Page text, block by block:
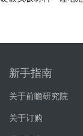
新手指南
关于前瞻研究院
关于订购